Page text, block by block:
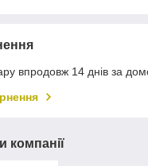
впродовж 14 днів за
компанії